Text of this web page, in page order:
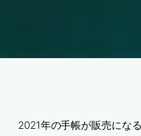
2021年の手帳が販売にな